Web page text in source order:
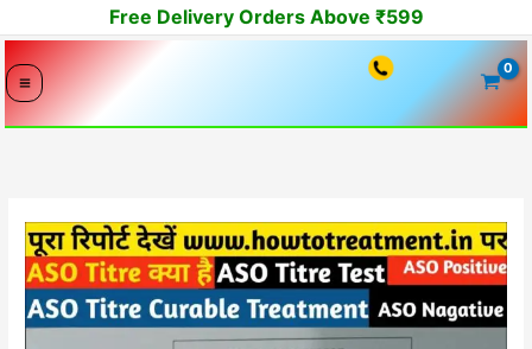
to
content
Free Delivery Orders Above ₹599